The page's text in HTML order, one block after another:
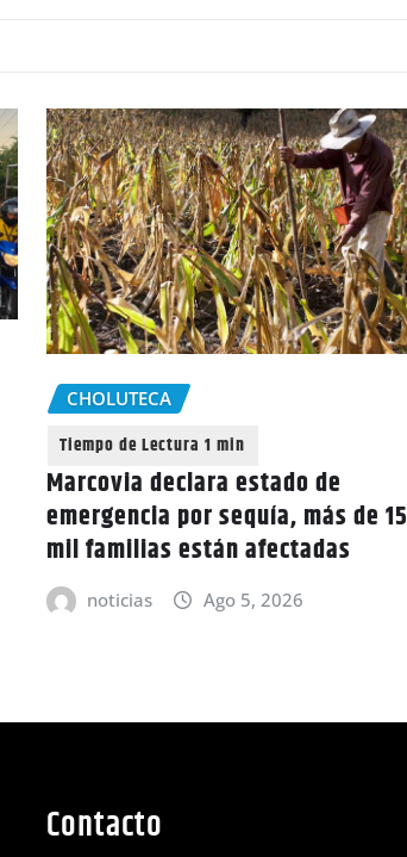
CHOLUTECA
Marcovia declara estado de
emergencia por sequía, más de 15
mil familias están afectadas
noticias Ago 5, 2026
Contacto